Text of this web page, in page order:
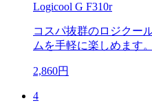
Logicool G F310r
コスパ抜群のロジクー
ムを手軽に楽しめます。
2,860円
4